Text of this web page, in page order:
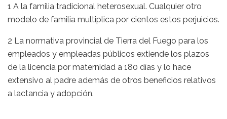
1 A la familia tradicional heterosexual. Cualquier otro
modelo de familia multiplica por cientos estos perjuicios.
2 La normativa provincial de Tierra del Fuego para los
empleados y empleadas públicos extiende los plazos
de la licencia por maternidad a 180 días y lo hace
extensivo al padre además de otros beneficios relativos
a lactancia y adopción.